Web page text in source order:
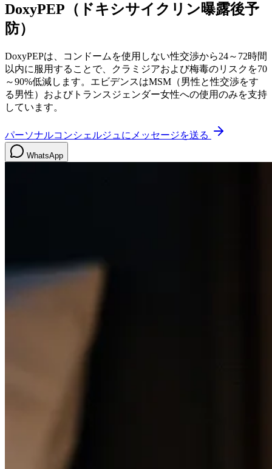
DoxyPEP（ドキシサイクリン曝露後予
防）
DoxyPEPは、コンドームを使用しない性交渉から24～72時間
以内に服用することで、クラミジアおよび梅毒のリスクを70
～90%低減します。エビデンスはMSM（男性と性交渉をす
る男性）およびトランスジェンダー女性への使用のみを支持
しています。
パーソナルコンシェルジュにメッセージを送る
WhatsApp